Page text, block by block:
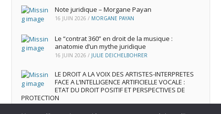
Note juridique – Morgane Payan
16 JUIN 2026 / MORGANE PAYAN
Le “contrat 360” en droit de la musique :
anatomie d’un mythe juridique
16 JUIN 2026 / JULIE DEICHELBOHRER
LE DROIT A LA VOIX DES ARTISTES-INTERPRETES
FACE A L’INTELLIGENCE ARTIFICIELLE VOCALE :
ETAT DU DROIT POSITIF ET PERSPECTIVES DE
PROTECTION